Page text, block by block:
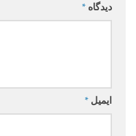
دیدگاه *
ایمیل *